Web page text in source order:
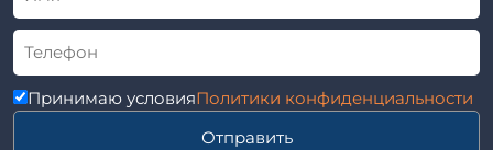
ГОСТ 14295-75
Лестничные марши
Автопавильоны
Анкера железобетонные
Балки железобетонные
Принимаю условияПолитики конфиденциальности
Отправить